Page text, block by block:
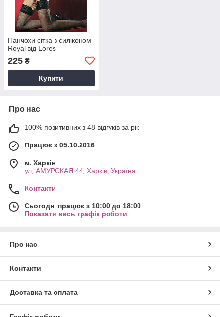
Панчохи сітка з силіконом
Royal від Lores
225 ₴
Купити
Про нас
100% позитивних з 48 відгуків за рік
Працює з 05.10.2016
м. Харків
ул, АМУРСКАЯ 44, Харків, Україна
Контакти
Сьогодні працює з 10:00 до 18:00
Показати весь графік роботи
Про нас
Контакти
Доставка та оплата